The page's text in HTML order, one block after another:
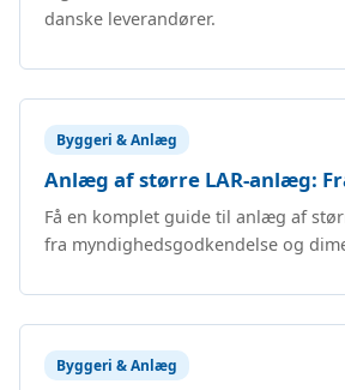
danske leverandører.
Byggeri & Anlæg
Anlæg af større LAR-anlæg:
Få en komplet guide til anlæg af
fra myndighedsgodkendelse og
Byggeri & Anlæg